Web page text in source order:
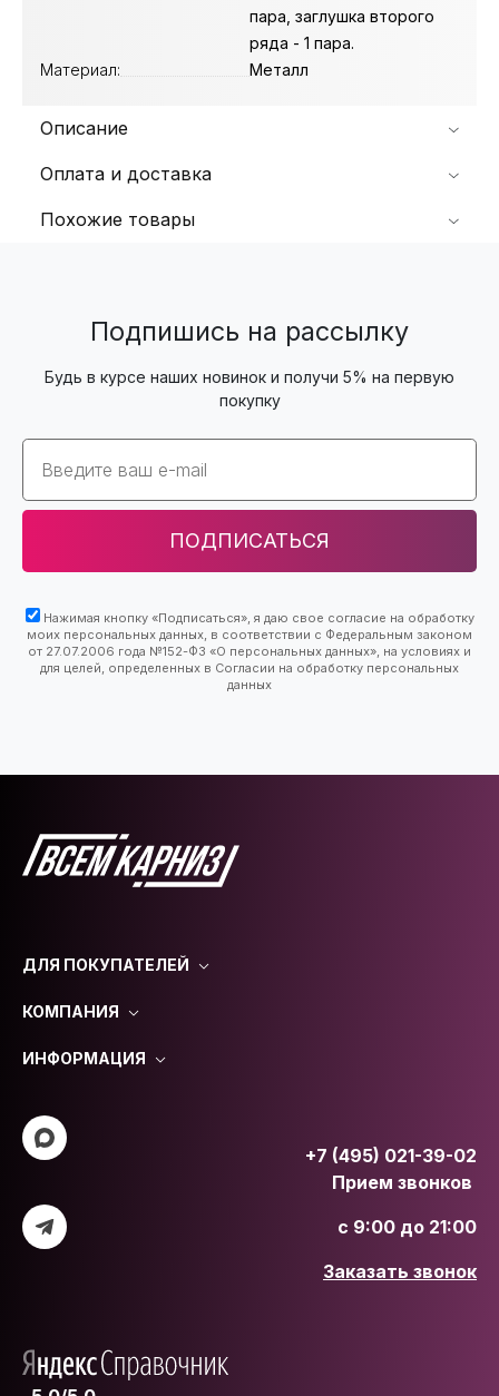
пара, заглушка второго
ряда - 1 пара.
Материал:
Металл
Описание
Оплата и доставка
Похожие товары
Подпишись на рассылку
Будь в курсе наших новинок и получи 5% на первую
покупку
Email
ПОДПИСАТЬСЯ
Нажимая кнопку «Подписаться», я даю свое согласие на обработку
моих персональных данных, в соответствии с Федеральным законом
от 27.07.2006 года №152-ФЗ «О персональных данных», на условиях и
для целей, определенных в Согласии на обработку персональных
данных
ДЛЯ ПОКУПАТЕЛЕЙ
КОМПАНИЯ
ИНФОРМАЦИЯ
+7 (495) 021-39-02
Прием звонков
с 9:00 до 21:00
Заказать звонок